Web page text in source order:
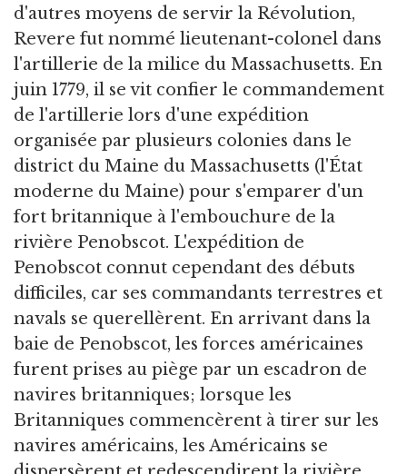
d'autres moyens de servir la Révolution,
Revere fut nommé lieutenant-colonel dans
l'artillerie de la milice du Massachusetts. En
juin 1779, il se vit confier le commandement
de l'artillerie lors d'une expédition
organisée par plusieurs colonies dans le
district du Maine du Massachusetts (l'État
moderne du Maine) pour s'emparer d'un
fort britannique à l'embouchure de la
rivière Penobscot. L'expédition de
Penobscot connut cependant des débuts
difficiles, car ses commandants terrestres et
navals se querellèrent. En arrivant dans la
baie de Penobscot, les forces américaines
furent prises au piège par un escadron de
navires britanniques; lorsque les
Britanniques commencèrent à tirer sur les
navires américains, les Américains se